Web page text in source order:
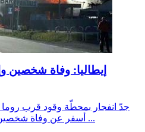
أسفر عن وفاة شخصين وإصابة 13 آخرون بجروح مت ...